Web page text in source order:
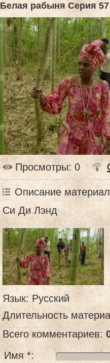
Белая рабыня Серия 57
Просмотры: 0
Описание
Си Ди Лэнд
Язык: Русский
Длительность
Всего комментариев:
Имя *: